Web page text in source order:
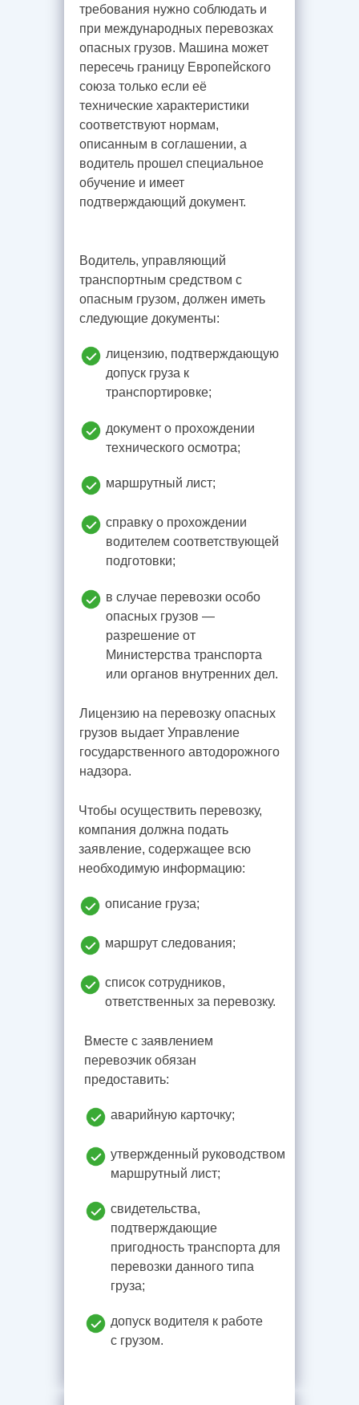
требования нужно соблюдать и
при международных перевозках
опасных грузов. Машина может
пересечь границу Европейского
союза только если её
технические характеристики
соответствуют нормам,
описанным в соглашении, а
водитель прошел специальное
обучение и имеет
подтверждающий документ.
Лицензию на перевозку опасных
грузов выдает Управление
государственного автодорожного
надзора.
документ о прохождении
технического осмотра;
Водитель, управляющий
транспортным средством с
опасным грузом, должен иметь
следующие документы:
лицензию, подтверждающую
допуск груза к
транспортировке;
Чтобы осуществить перевозку,
компания должна подать
заявление, содержащее всю
необходимую информацию:
в случае перевозки особо
опасных грузов —
разрешение от
Министерства транспорта
или органов внутренних дел.
Вместе с заявлением
перевозчик обязан
предоставить:
маршрутный лист;
справку о прохождении
водителем соответствующей
подготовки;
маршрут следования;
описание груза;
список сотрудников,
ответственных за перевозку.
утвержденный руководством
маршрутный лист;
аварийную карточку;
свидетельства,
подтверждающие
пригодность транспорта для
перевозки данного типа
груза;
допуск водителя к работе
с грузом.